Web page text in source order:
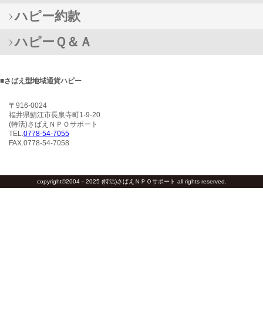
ハピー約款
ハピーＱ＆Ａ
■さばえ型地域通貨ハピー
〒916-0024
福井県鯖江市長泉寺町1-9-20
(特活)さばえＮＰＯサポート
TEL.0778-54-7055
FAX.0778-54-7058
copyright©2004－2025 (特活)さばえＮＰＯサポート all rights reserved.